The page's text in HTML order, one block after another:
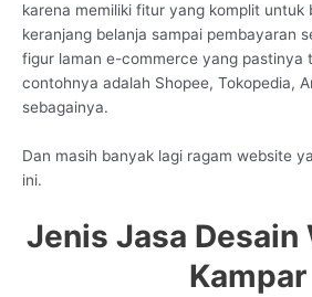
karena memiliki fitur yang komplit untuk
keranjang belanja sampai pembayaran
figur laman e-commerce yang pastinya
contohnya adalah Shopee, Tokopedia,
sebagainya.
Dan masih banyak lagi ragam website
ini.
Jenis Jasa Desain
Kampar